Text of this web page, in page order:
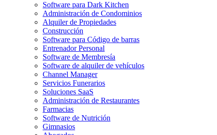
Software para Dark Kitchen
Administración de Condominios
Alquiler de Propiedades
Construcción
Software para Código de barras
Entrenador Personal
Software de Membresía
Software de alquiler de vehículos
Channel Manager
Servicios Funerarios
Soluciones SaaS
Administración de Restaurantes
Farmacias
Software de Nutrición
Gimnasios